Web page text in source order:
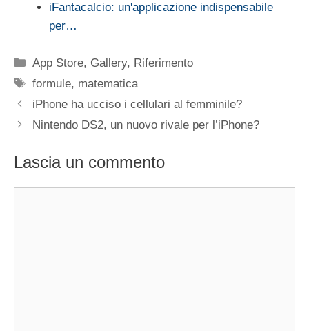
iFantacalcio: un'applicazione indispensabile
per…
Categorie
App Store, Gallery, Riferimento
Tag
formule, matematica
iPhone ha ucciso i cellulari al femminile?
Nintendo DS2, un nuovo rivale per l’iPhone?
Lascia un commento